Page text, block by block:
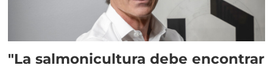
"La salmonicultura debe encontrar